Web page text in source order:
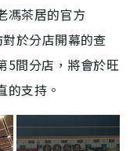
馮茶居的官方
於分店開幕的查
5間分店，將會於旺
的支持。